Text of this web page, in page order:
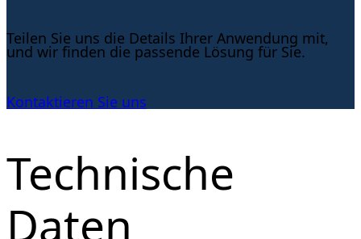
Teilen Sie uns die Details Ihrer Anwendung mit,
und wir finden die passende Lösung für Sie.
Kontaktieren Sie uns
Technische
Daten